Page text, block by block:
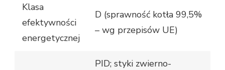
Klasa
efektywności
energetycznej
D (sprawność kotła 99,5%
– wg przepisów UE)
PID; styki zwierno-